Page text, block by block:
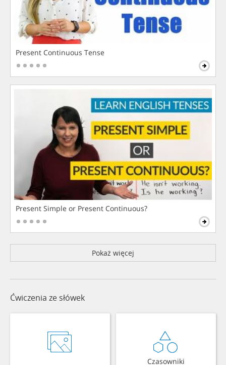
Present Continuous Tense
Present Simple or Present Continuous?
Pokaż więcej
Ćwiczenia ze słówek
Czasowniki